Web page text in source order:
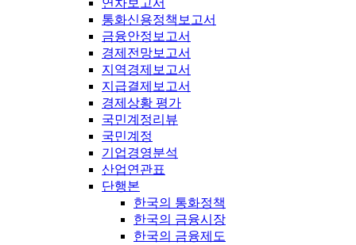
연차보고서
통화신용정책보고서
금융안정보고서
경제전망보고서
지역경제보고서
지급결제보고서
경제상황 평가
국민계정리뷰
국민계정
기업경영분석
산업연관표
단행본
한국의 통화정책
한국의 금융시장
한국의 금융제도